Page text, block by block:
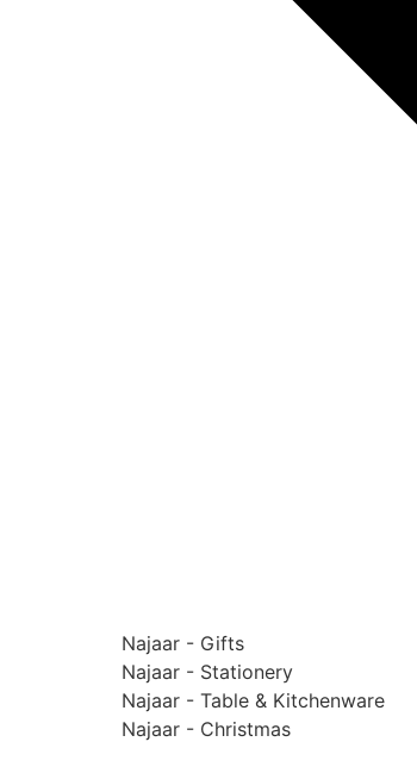
Najaar - Gifts
Najaar - Stationery
Najaar - Table & Kitchenware
Najaar - Christmas